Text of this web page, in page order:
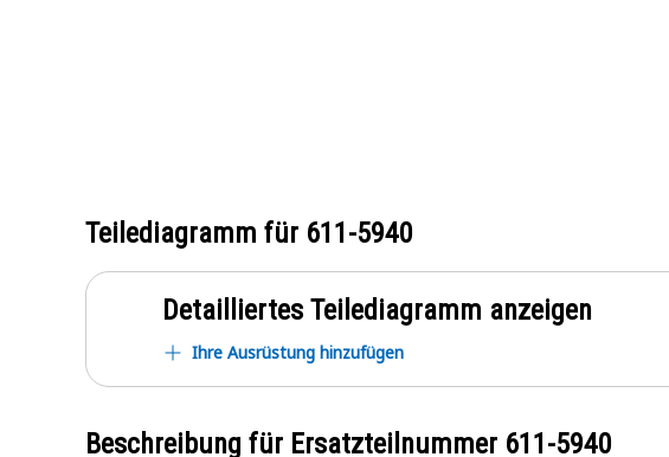
Teilediagramm für 611-5940
Detailliertes Teilediagramm anzeigen
Ihre Ausrüstung hinzufügen
Beschreibung für Ersatzteilnummer 611-5940